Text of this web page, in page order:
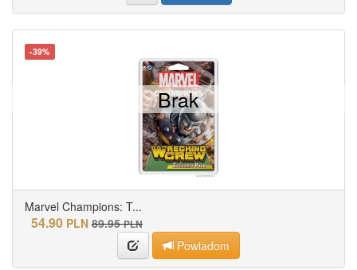
-39%
Marvel Champions: T...
54.90 PLN 89.95 PLN
Powiadom
Brak